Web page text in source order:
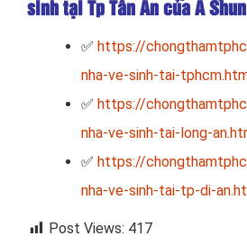
sinh tại Tp Tân An của A Shun
✅ https://
nha-ve-sinh-tai-
✅ https://
nha-ve-sinh-tai-long-
✅ https://
nha-ve-sinh-tai-tp-di-
Post Views: 417